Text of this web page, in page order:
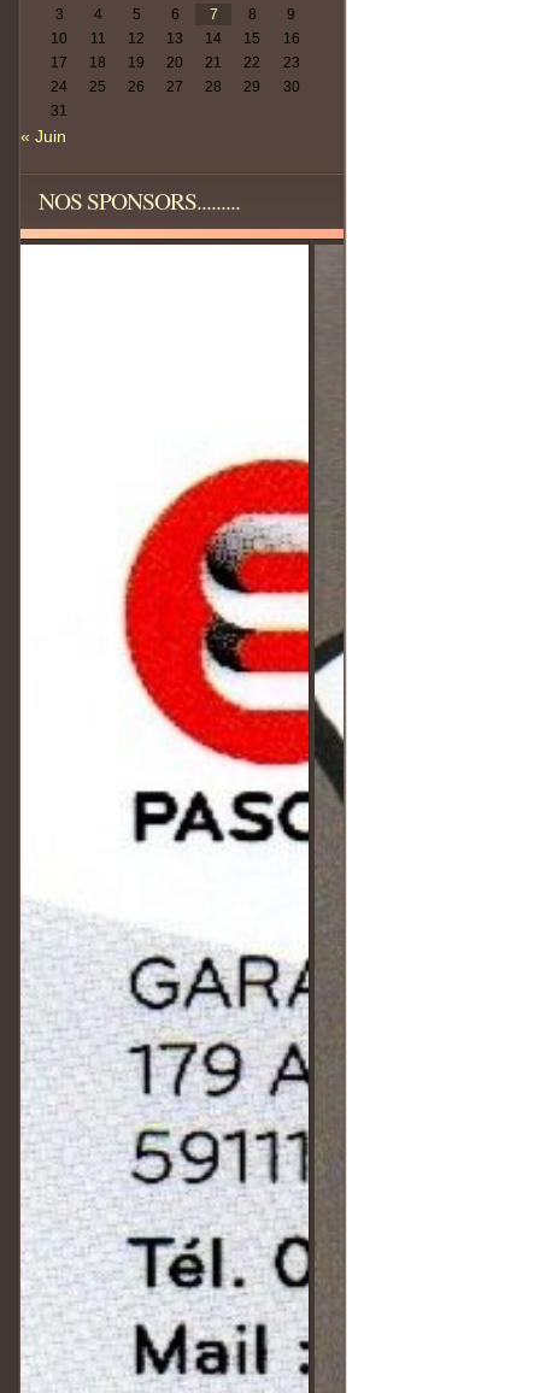
3
4 5 6 7 8
9
10
11 12 13 14 15
16
17
18 19 20 21 22
23
24
25 26 27 28 29
30
31
« Juin
NOS SPONSORS.........